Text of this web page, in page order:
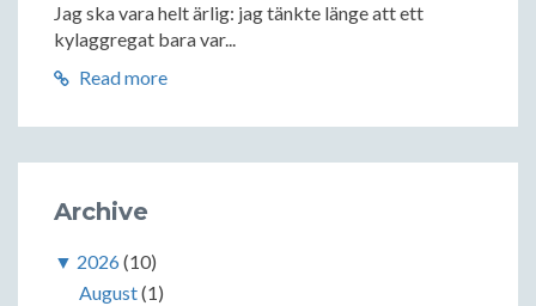
Jag ska vara helt ärlig: jag tänkte länge att ett
kylaggregat bara var...
Read more
Archive
▼ 2026(10)
August(1)